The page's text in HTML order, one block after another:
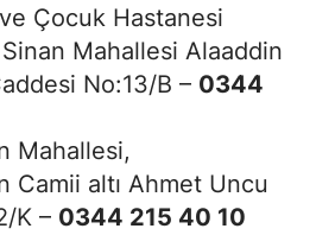
Çocuk Hastanesi
Sinan Mahallesi Alaaddin
No:13/B – 0344
Mahallesi,
Camii altı Ahmet Uncu
K – 0344 215 40 10